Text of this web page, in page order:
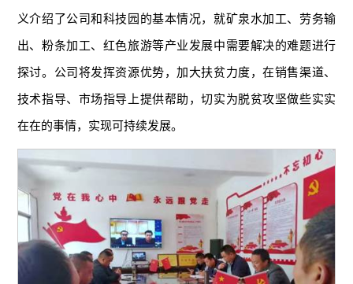
义介绍了公司和科技园的基本情况，就矿泉水加工、劳务输
出、粉条加工、红色旅游等产业发展中需要解决的难题进行
探讨。公司将发挥资源优势，加大扶贫力度，在销售渠道、
技术指导、市场指导上提供帮助，切实为脱贫攻坚做些实实
在在的事情，实现可持续发展。